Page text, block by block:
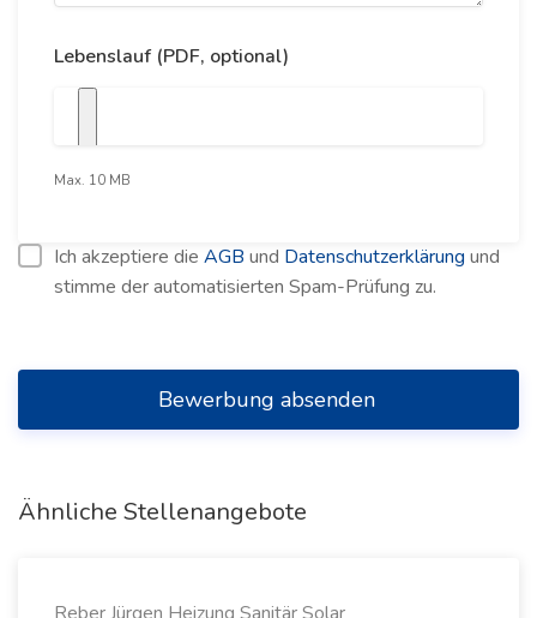
Lebenslauf (PDF, optional)
Max. 10 MB
Ich akzeptiere die AGB und Datenschutzerklärung und
stimme der automatisierten Spam-Prüfung zu.
Bewerbung absenden
Ähnliche Stellenangebote